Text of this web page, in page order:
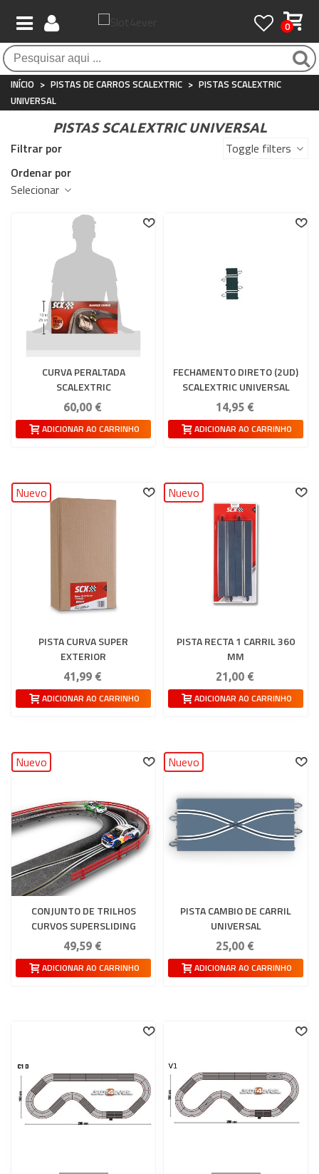
0
Atendimento ao Cliente
Whatsapp+34 697 854 500
Frete grátis / 24 horas
Para compras acima de €90
Pagamento 100% seguro
Compras seguras com SSL o tempo todo
INÍCIO > PISTAS DE CARROS SCALEXTRIC > PISTAS SCALEXTRIC
UNIVERSAL
PISTAS SCALEXTRIC UNIVERSAL
Filtrar por
Toggle filters
Ordenar por
Selecionar
CURVA PERALTADA
SCALEXTRIC
60,00 €
ADICIONAR AO CARRINHO
FECHAMENTO DIRETO (2UD)
SCALEXTRIC UNIVERSAL
14,95 €
ADICIONAR AO CARRINHO
Nuevo
PISTA CURVA SUPER
EXTERIOR
41,99 €
ADICIONAR AO CARRINHO
Nuevo
PISTA RECTA 1 CARRIL 360
MM
21,00 €
ADICIONAR AO CARRINHO
Nuevo
CONJUNTO DE TRILHOS
CURVOS SUPERSLIDING
SCALEXTRIC
49,59 €
ADICIONAR AO CARRINHO
Nuevo
PISTA CAMBIO DE CARRIL
UNIVERSAL
25,00 €
ADICIONAR AO CARRINHO